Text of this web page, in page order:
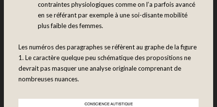
contraintes physiologiques comme on l’a parfois avancé
en se référant par exemple à une soi-disante mobilité
plus faible des femmes.
Les numéros des paragraphes se réfèrent au graphe de la figure
1. Le caractère quelque peu schématique des propositions ne
devrait pas masquer une analyse originale comprenant de
nombreuses nuances.